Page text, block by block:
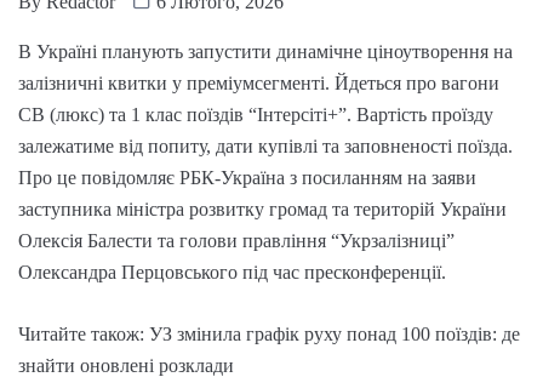
В Україні планують запустити динамічне ціноутворення на
залізничні квитки у преміумсегменті. Йдеться про вагони
СВ (люкс) та 1 клас поїздів “Інтерсіті+”. Вартість проїзду
залежатиме від попиту, дати купівлі та заповненості поїзда.
Про це повідомляє РБК-Україна з посиланням на заяви
заступника міністра розвитку громад та територій України
Олексія Балести та голови правління “Укрзалізниці”
Олександра Перцовського під час пресконференції.
Читайте також: УЗ змінила графік руху понад 100 поїздів: де
знайти оновлені розклади